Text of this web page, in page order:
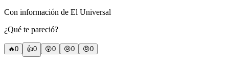
Con información de El Universal
¿Qué te pareció?
🔥0 👍0 😲0 😢0 😠0